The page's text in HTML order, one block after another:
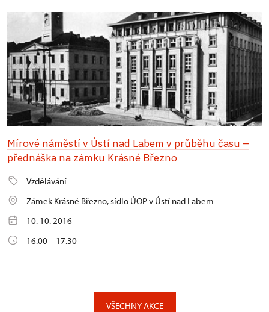
Mírové náměstí v Ústí nad Labem v průběhu času –
přednáška na zámku Krásné Březno
Vzdělávání
Zámek Krásné Březno, sídlo ÚOP v Ústí nad Labem
10. 10. 2016
16.00 – 17.30
VŠECHNY AKCE